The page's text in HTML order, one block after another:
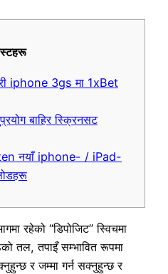
iphone 3gs मा 1xBet
बाहिर स्क्रिनसट
नयाँ iphone- / iPad-
रहेको “डिपोजिट” स्विचमा
तल, तपाइँ सम्भावित रूपमा
र जम्मा गर्न सक्नुहुन्छ र